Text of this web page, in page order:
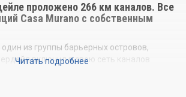
проложено 266 км каналов. Все
Casa Murano с собственным
из группы барьерных островов,
включил в свою сеть каналов
Читать подробнее